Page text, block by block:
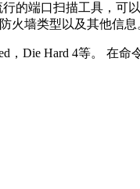
的端口扫描工具，可
火墙类型以及其他信息
Die Hard 4等。 在命